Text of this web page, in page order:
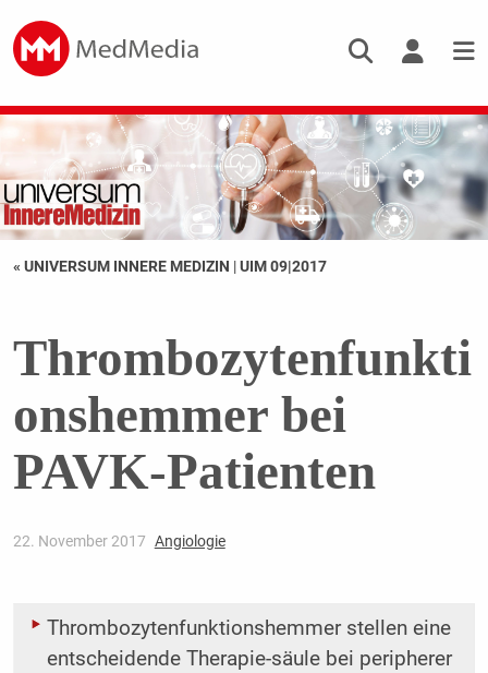
« UNIVERSUM INNERE MEDIZIN |UIM 09|2017
Thrombozytenfunkti
onshemmer bei
PAVK-Patienten
22. November 2017 Angiologie
Thrombozytenfunktionshemmer stellen eine
entscheidende Therapie-säule bei peripherer